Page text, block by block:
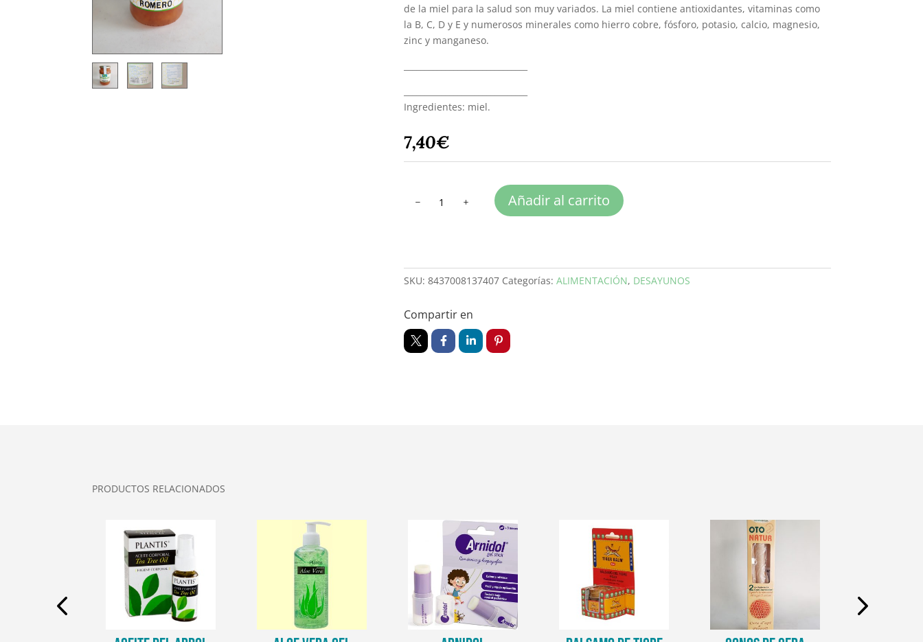
de la miel para la salud son muy variados. La miel contiene antioxidantes, vitaminas como
la B, C, D y E y numerosos minerales como hierro cobre, fósforo, potasio, calcio, magnesio,
zinc y manganeso.
Ingredientes: miel.
7,40€
ROMERO
Añadir al carrito
SKU: 8437008137407 Categorías: ALIMENTACIÓN, DESAYUNOS
Compartir en
PRODUCTOS RELACIONADOS